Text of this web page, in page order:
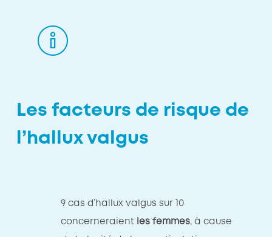
Les facteurs de risque de
l’hallux valgus
9 cas d’hallux valgus sur 10
concerneraient les femmes, à cause